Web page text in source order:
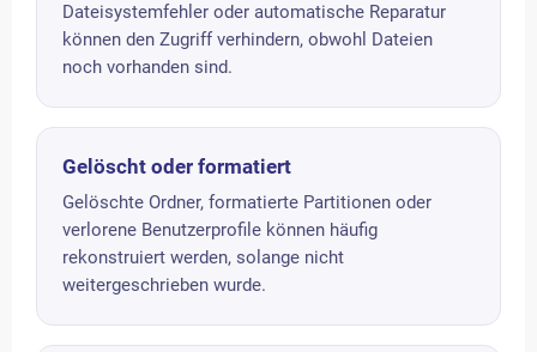
Dateisystemfehler oder automatische Reparatur
können den Zugriff verhindern, obwohl Dateien
noch vorhanden sind.
Gelöscht oder formatiert
Gelöschte Ordner, formatierte Partitionen oder
verlorene Benutzerprofile können häufig
rekonstruiert werden, solange nicht
weitergeschrieben wurde.